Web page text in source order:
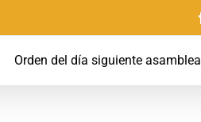
Orden del día siguiente asamblea